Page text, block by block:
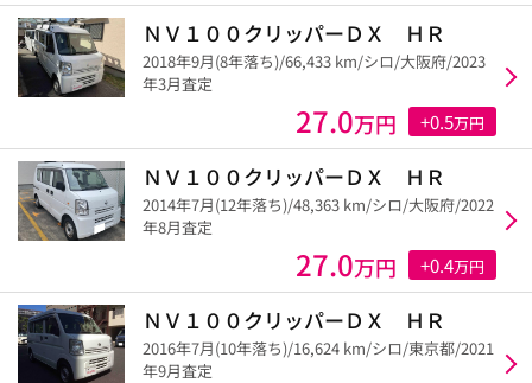
ＮＶ１００クリッパーＤＸ ＨＲ
2018年9月(8年落ち)/66,433 km/シロ/大阪府/2023
年3月査定
27.0万円 +0.5万円
ＮＶ１００クリッパーＤＸ ＨＲ
2014年7月(12年落ち)/48,363 km/シロ/大阪府/2022
年8月査定
27.0万円 +0.4万円
ＮＶ１００クリッパーＤＸ ＨＲ
2016年7月(10年落ち)/16,624 km/シロ/東京都/2021
年9月査定